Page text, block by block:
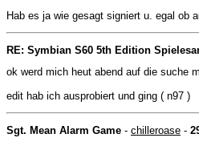
Hab es ja wie gesagt signiert u. egal ob
RE: Symbian S60 5th Edition
ok werd mich heut abend auf die suche
edit hab ich ausprobiert und ging ( n97 )
Sgt. Mean Alarm Game - chilleroase -